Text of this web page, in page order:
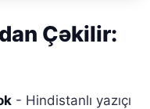
Çəkilir:
- Hindistanlı yazıçı